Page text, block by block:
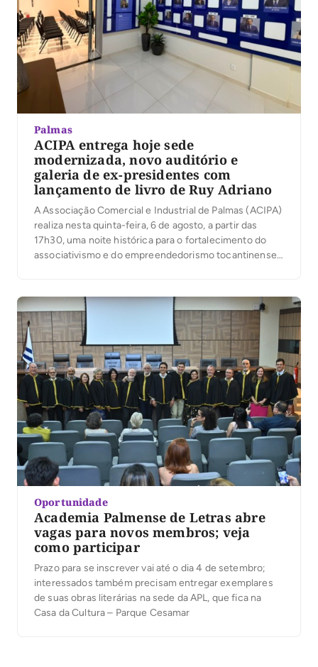
Palmas
ACIPA entrega hoje sede
modernizada, novo auditório e
galeria de ex-presidentes com
lançamento de livro de Ruy Adriano
A Associação Comercial e Industrial de Palmas (ACIPA)
realiza nesta quinta-feira, 6 de agosto, a partir das
17h30, uma noite histórica para o fortalecimento do
associativismo e do empreendedorismo tocantinense.
entrega oficialmente o novo Auditório José Maria
Rodrigues e […]
Oportunidade
Academia Palmense de Letras abre
vagas para novos membros; veja
como participar
Prazo para se inscrever vai até o dia 4 de setembro;
interessados também precisam entregar exemplares
de suas obras literárias na sede da APL, que fica na
Casa da Cultura – Parque Cesamar